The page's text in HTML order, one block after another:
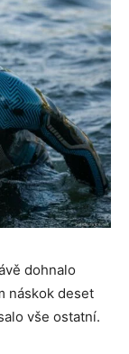
dohnalo
náskok deset
vše ostatní.